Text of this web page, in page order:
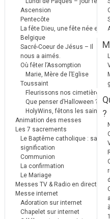
Ascension
Pentecôte
La fête Dieu, une fête née en
Belgique
Sacré-Coeur de Jésus – Il
nous a aimés.
Où fêter l’Assomption
Marie, Mère de l’Eglise
Toussaint
Fleurissons nos cimetières
Que penser d’Halloween ?
HolyWins, fêtons les saints !
Animation des messes
Les 7 sacrements
Le Baptême catholique : sa
signification
Communion
La confirmation
Le Mariage
Messes TV & Radio en direct
Messe internet
Adoration sur internet
Chapelet sur internet
?